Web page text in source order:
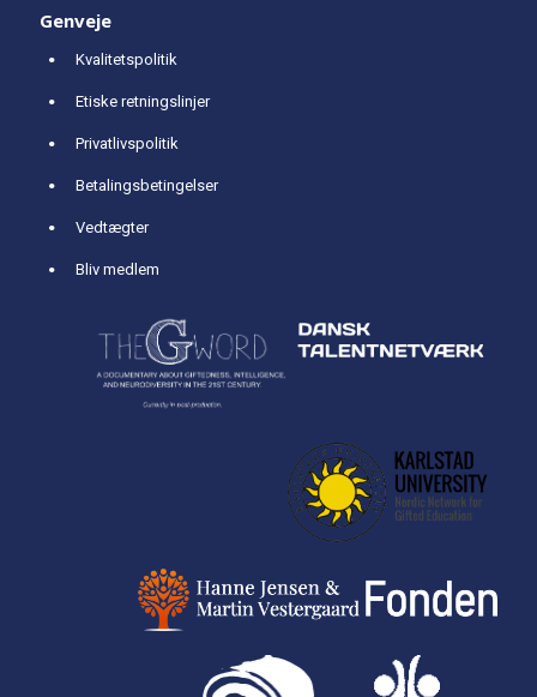
Genveje
Kvalitetspolitik
Etiske retningslinjer
Privatlivspolitik
Betalingsbetingelser
Vedtægter
Bliv medlem